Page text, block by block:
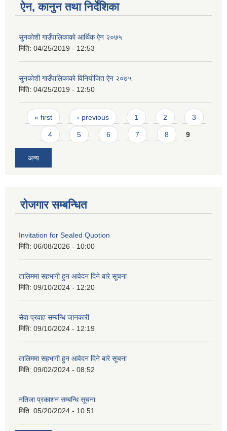
ऐन, कानुन तथा निर्देशिका
सुनकाेशी गाउँपालिकाकाे आर्थिक ऐन २०७५
मिति: 04/25/2019 - 12:53
सुनकाेशी गाउँपालिकाकाे विनियाेजित ऐन २०७५
मिति: 04/25/2019 - 12:50
Pages
« first ‹ previous 1 2 3
4 5 6 7 8 9
अन्य
रोजगार सम्बन्धित
Invitation for Sealed Quotion
मिति: 06/08/2026 - 10:00
तालिममा सहभागी हुन आवेदन दिने बारे सूचना
मिति: 09/10/2024 - 12:20
सेवा प्रवाह सम्बन्धि जानकारी
मिति: 09/10/2024 - 12:19
तालिममा सहभागी हुन आवेदन दिने बारे सूचना
मिति: 09/02/2024 - 08:52
नतिजा प्रकाशन सम्बन्धि सूचना
मिति: 05/20/2024 - 10:51